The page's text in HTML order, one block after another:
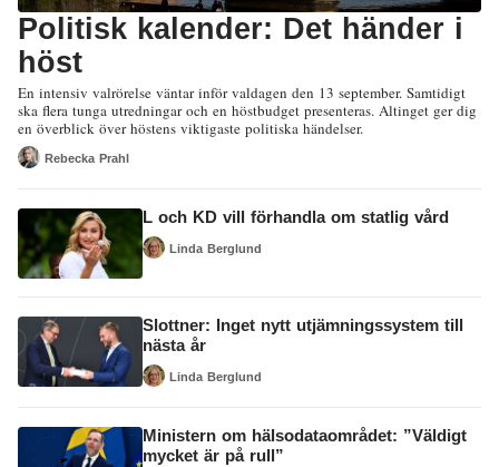
Politisk kalender: Det händer i
höst
En intensiv valrörelse väntar inför valdagen den 13 september. Samtidigt
ska flera tunga utredningar och en höstbudget presenteras. Altinget ger dig
en överblick över höstens viktigaste politiska händelser.
Rebecka Prahl
L och KD vill förhandla om statlig vård
Linda Berglund
Slottner: Inget nytt utjämningssystem till
nästa år
Linda Berglund
Ministern om hälsodataområdet: ”Väldigt
mycket är på rull”